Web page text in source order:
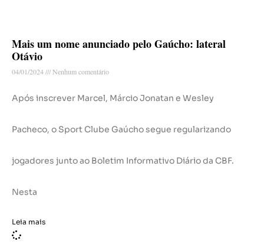
Mais um nome anunciado pelo Gaúcho: lateral
Otávio
04/01/2024 Nenhum comentário
Após inscrever Marcel, Márcio Jonatan e Wesley
Pacheco, o Sport Clube Gaúcho segue regularizando
jogadores junto ao Boletim Informativo Diário da CBF.
Nesta
Leia mais